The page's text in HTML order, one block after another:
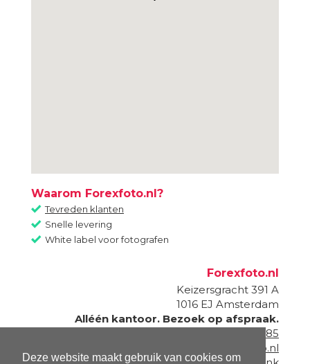
Deze website maakt gebruik van cookies om
Waarom Forexfoto.nl?
Tevreden klanten
Snelle levering
White label voor fotografen
Forexfoto.nl
Keizersgracht 391 A
1016 EJ Amsterdam
Alléén kantoor. Bezoek op afspraak.
020 - 820 87 85
info@forexfoto.nl